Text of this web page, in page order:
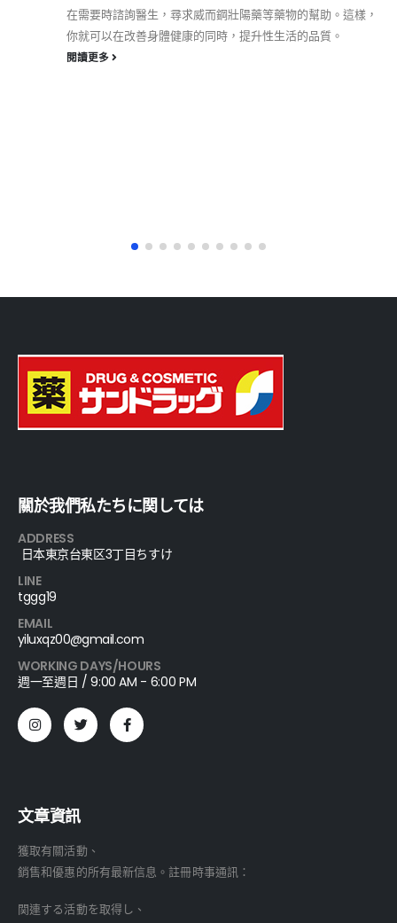
在需要時諮詢醫生，尋求威而鋼壯陽藥等藥物的幫助。這樣，
你就可以在改善身體健康的同時，提升性生活的品質。
閱讀更多
關於我們私たちに関しては
ADDRESS
日本東京台東区3丁目ちすけ
LINE
tggg19
EMAIL
yiluxqz00@gmail.com
WORKING DAYS/HOURS
週一至週日 / 9:00 AM - 6:00 PM
文章資訊
獲取有關活動、
銷售和優惠的所有最新信息。註冊時事通訊：
関連する活動を取得し、